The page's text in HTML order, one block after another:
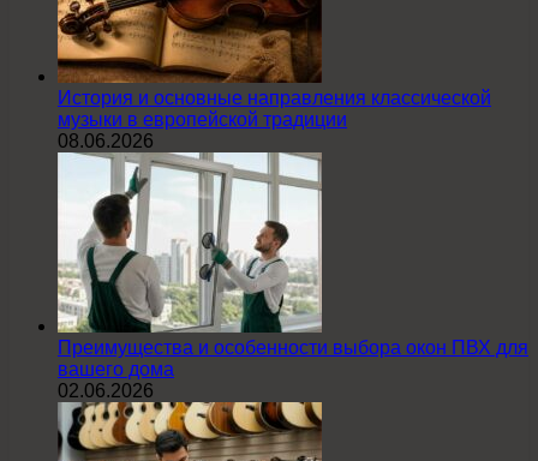
История и основные направления классической
музыки в европейской традиции
08.06.2026
Преимущества и особенности выбора окон ПВХ для
вашего дома
02.06.2026